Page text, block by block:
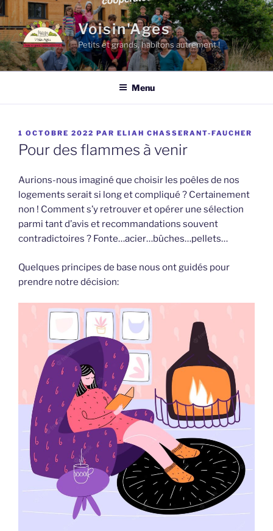
Aller
au
contenu
principal
Voisin'Ages
Petits et grands, habitons autrement !
Menu
PUBLIÉ
LE
1 OCTOBRE 2022 PAR ELIAH CHASSERANT-FAUCHER
Pour des flammes à venir
Aurions-nous imaginé que choisir les poêles de nos
logements serait si long et compliqué ? Certainement
non ! Comment s’y retrouver et opérer une sélection
parmi tant d’avis et recommandations souvent
contradictoires ? Fonte…acier…bûches…pellets…
Quelques principes de base nous ont guidés pour
prendre notre décision: